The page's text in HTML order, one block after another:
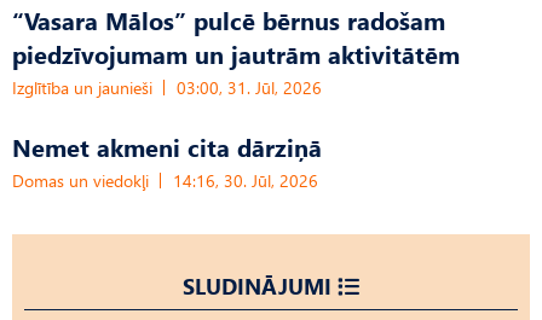
“Vasara Mālos” pulcē bērnus radošam
piedzīvojumam un jautrām aktivitātēm
Izglītība un jaunieši 03:00, 31. Jūl, 2026
Nemet akmeni cita dārziņā
Domas un viedokļi 14:16, 30. Jūl, 2026
SLUDINĀJUMI